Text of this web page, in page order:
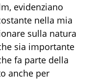
evidenziano
nella mia
sulla natura
sia importante
fa parte della
anche per